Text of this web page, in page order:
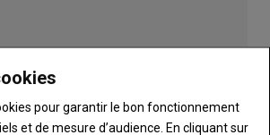
pour garantir le bon fonctionnement
et de mesure d’audience. En cliquant sur